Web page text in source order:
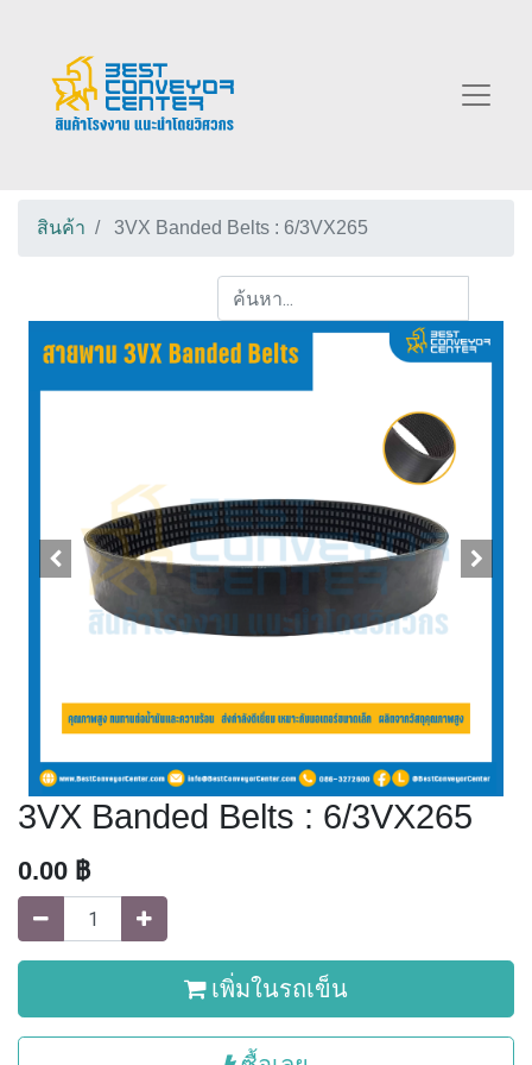
สินค้า 3VX Banded Belts : 6/3VX265
3VX Banded Belts : 6/3VX265
0.00 ฿
เพิ่มในรถเข็น